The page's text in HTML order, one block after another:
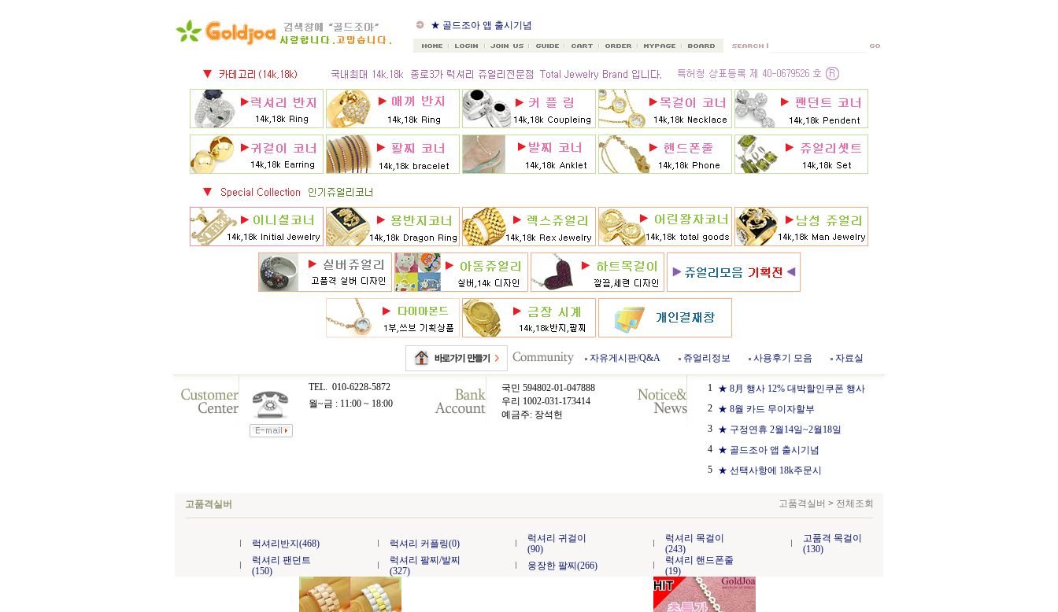
폰 행사
★ 8월 카드 무이자할부
일
★ 골드조아 앱 출시기념
★ 선택사항에 18k주문시
자유게시판/Q&A 쥬얼리정보 사용후기 모음 자료실
TEL. 010-6228-5872
월~금 : 11:00 ~ 18:00
국민 594802-01-047888
우리 1002-031-173414
예금주: 장석헌
1 ★ 8月 행사 12% 대박할인쿠폰 행사
2 ★ 8월 카드 무이자할부
3 ★ 구정연휴 2월14일~2월18일
4 ★ 골드조아 앱 출시기념
5 ★ 선택사항에 18k주문시
고품격실버 고품격실버 > 전체조회
럭셔리반지(468) 럭셔리 커플링(0)
럭셔리 귀걸이
(90)
럭셔리 목걸이
(243)
고품격 목걸이
(130)
럭셔리 팬던트
(150)
럭셔리 팔찌/발찌
(327)
웅장한 팔찌(266)
럭셔리 핸드폰줄
(19)